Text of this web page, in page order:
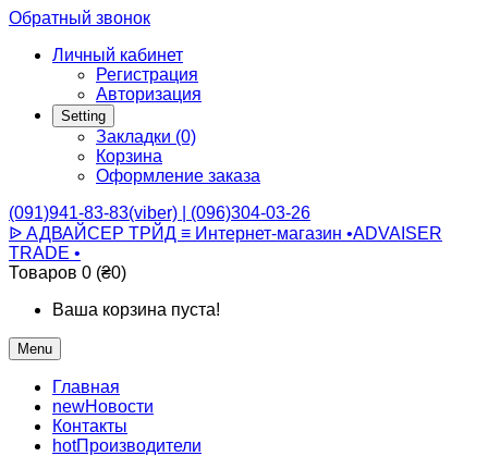
Обратный звонок
Личный кабинет
Регистрация
Авторизация
Setting
Закладки (0)
Корзина
Оформление заказа
(091)941-83-83(viber) | (096)304-03-26
ᐉ АДВАЙСЕР ТРЙД ≡ Интернет-магазин •ADVAISER
TRADE •
Товаров 0 (₴0)
Ваша корзина пуста!
Menu
Главная
newНовости
Контакты
hotПроизводители